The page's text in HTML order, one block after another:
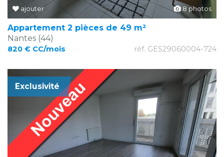
8 photos
ajouter
Appartement 2 pièces de 49 m²
Nantes (44)
820 € CC/mois réf. GES29060004-724
Exclusivité